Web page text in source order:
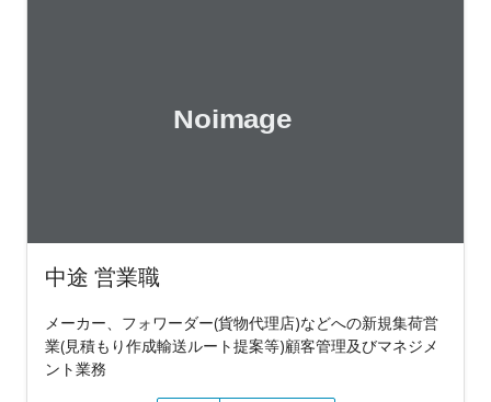
中途 営業職
メーカー、フォワーダー(貨物代理店)などへの新規集荷営
業(見積もり作成輸送ルート提案等)顧客管理及びマネジメ
ント業務